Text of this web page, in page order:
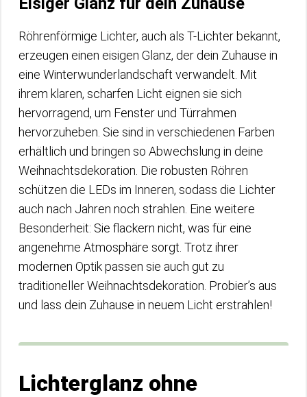
Röhrenförmige Lichter, auch als T-Lichter bekannt,
erzeugen einen eisigen Glanz, der dein Zuhause in
eine Winterwunderlandschaft verwandelt. Mit
ihrem klaren, scharfen Licht eignen sie sich
hervorragend, um Fenster und Türrahmen
hervorzuheben. Sie sind in verschiedenen Farben
erhältlich und bringen so Abwechslung in deine
Weihnachtsdekoration. Die robusten Röhren
schützen die LEDs im Inneren, sodass die Lichter
auch nach Jahren noch strahlen. Eine weitere
Besonderheit: Sie flackern nicht, was für eine
angenehme Atmosphäre sorgt. Trotz ihrer
modernen Optik passen sie auch gut zu
traditioneller Weihnachtsdekoration. Probier’s aus
und lass dein Zuhause in neuem Licht erstrahlen!
Lichterglanz ohne